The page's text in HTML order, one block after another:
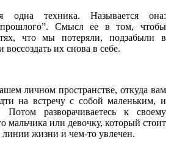
одна техника. Называется она:
Смысл ее в том, чтобы
что мы потеряли, подзабыли в
их снова в себе.
личном пространстве, откуда вам
на встречу с собой маленьким, и
разворачиваетесь к своему
мальчика или девочку, который стоит
линии жизни и чем-то увлечен.